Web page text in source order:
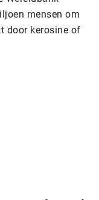
mensen om
door kerosine of